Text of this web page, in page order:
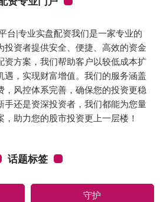
台|专业实盘配资我们是一家专业的
投资者提供安全、便捷、高效的资金
资方案，我们帮助客户以较低成本扩
遇，实现财富增值。我们的服务涵盖
，风控体系完善，确保您的投资更稳
手还是资深投资者，我们都能为您量
助力您的股市投资更上一层楼！
话题标签
守护